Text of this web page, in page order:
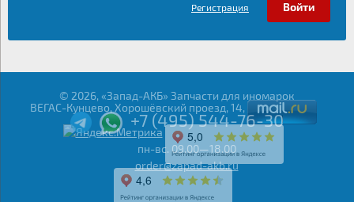
Регистрация
© 2026, «Запад-АКБ» Запчасти для иномарок
ВЕГАС-Кунцево, Хорошёвский проезд, 14,
+7 (495) 544-76-30
пн-вс. 09.00—18.00
order@zapad-akb.ru